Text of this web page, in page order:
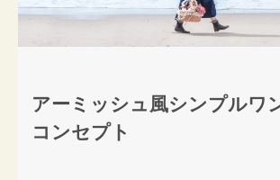
アーミッシュ風シンプルワ
コンセプト